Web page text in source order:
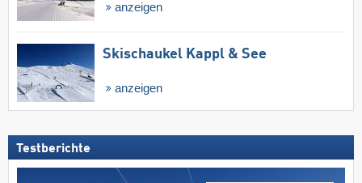
anzeigen
Skischaukel Kappl & See
anzeigen
Testberichte